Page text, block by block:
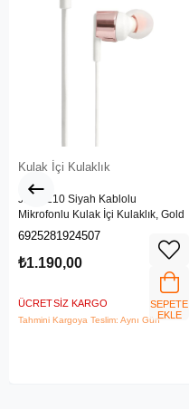
Kulak İçi Kulaklık
JBL T210 Siyah Kablolu
Mikrofonlu Kulak İçi Kulaklık, Gold
6925281924507
₺1.190,00
ÜCRETSIZ KARGO
Tahmini Kargoya Teslim: Aynı Gün
SEPETE
EKLE